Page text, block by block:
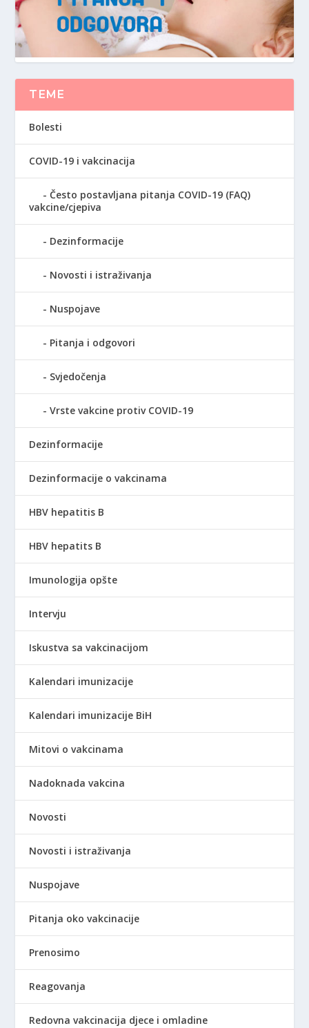
TEME
Bolesti
COVID-19 i vakcinacija
Često postavljana pitanja COVID-19 (FAQ)
vakcine/cjepiva
Dezinformacije
Novosti i istraživanja
Nuspojave
Pitanja i odgovori
Svjedočenja
Vrste vakcine protiv COVID-19
Dezinformacije
Dezinformacije o vakcinama
HBV hepatitis B
HBV hepatits B
Imunologija opšte
Intervju
Iskustva sa vakcinacijom
Kalendari imunizacije
Kalendari imunizacije BiH
Mitovi o vakcinama
Nadoknada vakcina
Novosti
Novosti i istraživanja
Nuspojave
Pitanja oko vakcinacije
Prenosimo
Reagovanja
Redovna vakcinacija djece i omladine